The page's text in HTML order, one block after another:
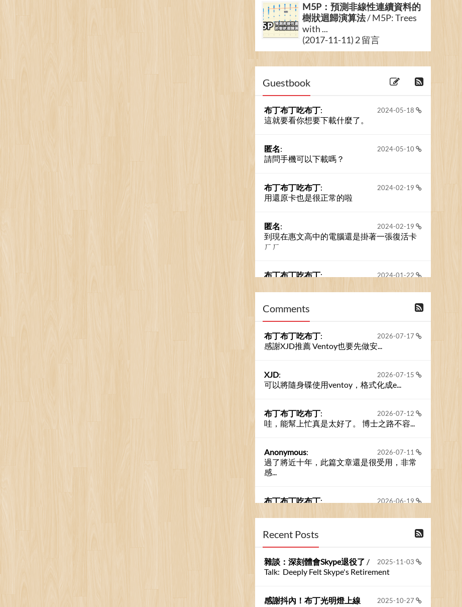
M5P：預測非線性連續資料的
樹狀迴歸演算法/ M5P: Trees
with ...
(2017-11-11) 2 留言
從統計軟體R來看自由軟體與
教育
(2014-23-04) 2 留言
Guestbook
2024-05-18
布丁布丁吃布丁:
這就要看你想要下載什麼了。
2024-05-10
匿名:
請問手機可以下載嗎？
2024-02-19
布丁布丁吃布丁:
用還原卡也是很正常的啦
2024-02-19
匿名:
到現在惠文高中的電腦還是掛著一張復活卡
ㄏㄏ
2024-01-22
布丁布丁吃布丁:
示大家的留言了。我們新開一個訪客留言板
吧！
Comments
2026-07-17
布丁布丁吃布丁:
感謝XJD推薦 Ventoy也要先做安...
2026-07-15
XJD:
可以將隨身碟使用ventoy，格式化成e...
2026-07-12
布丁布丁吃布丁:
哇，能幫上忙真是太好了。 博士之路不容...
2026-07-11
Anonymous:
過了將近十年，此篇文章還是很受用，非常
感...
2026-06-19
布丁布丁吃布丁:
2026-06-18
布丁布丁吃布丁
kage好像也可以下載整個網站 感謝分享
Anonymous
Recent Posts
2025-11-03
雜談：深刻體會Skype退役了 /
Talk: Deeply Felt Skype's Retirement
2025-10-27
感謝抖內！布丁光明燈上線